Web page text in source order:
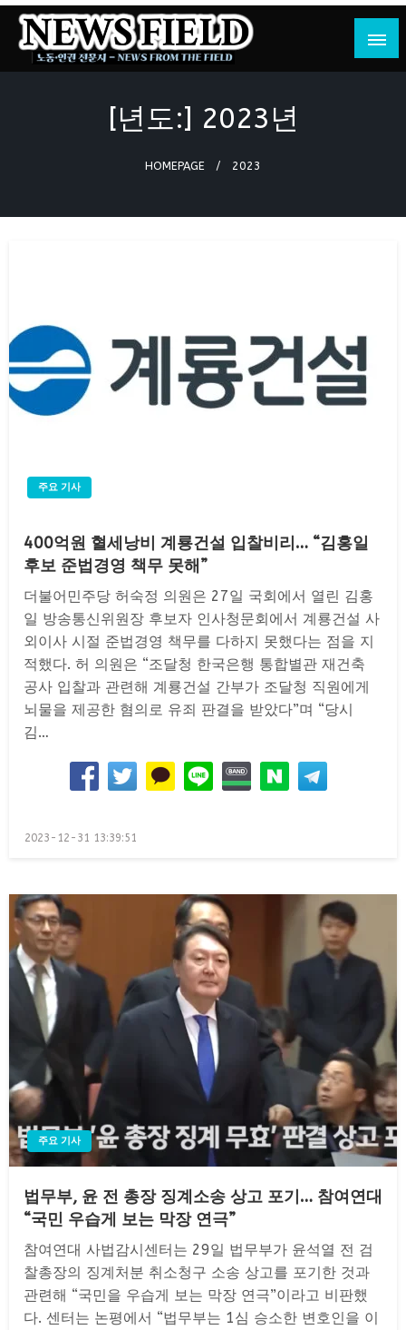
Skip
content
뉴스필드
노동·인권 전문지
[년도:] 2023년
HOMEPAGE 2023
주요 기사
400억원 혈세낭비 계룡건설 입찰비리… “김홍일
후보 준법경영 책무 못해”
더불어민주당 허숙정 의원은 27일 국회에서 열린 김홍
일 방송통신위원장 후보자 인사청문회에서 계룡건설 사
외이사 시절 준법경영 책무를 다하지 못했다는 점을 지
적했다. 허 의원은 “조달청 한국은행 통합별관 재건축
공사 입찰과 관련해 계룡건설 간부가 조달청 직원에게
뇌물을 제공한 혐의로 유죄 판결을 받았다”며 “당시
김…
Posted
2023-12-31 13:39:51
주요 기사
법무부, 윤 전 총장 징계소송 상고 포기… 참여연대
“국민 우습게 보는 막장 연극”
참여연대 사법감시센터는 29일 법무부가 윤석열 전 검
찰총장의 징계처분 취소청구 소송 상고를 포기한 것과
관련해 “국민을 우습게 보는 막장 연극”이라고 비판했
다. 센터는 논평에서 “법무부는 1심 승소한 변호인을 이